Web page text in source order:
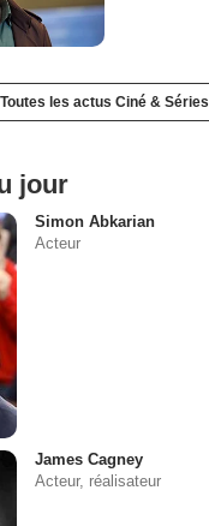
Toutes les actus Ciné & Séries
jour
Simon Abkarian
Acteur
James Cagney
Acteur, réalisateur